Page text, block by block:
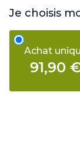
Je choisis
Achat
91,90